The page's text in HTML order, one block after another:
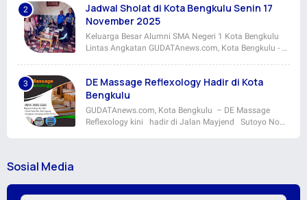
Jadwal Sholat di Kota Bengkulu Senin 17
November 2025
Keluarga Besar Alumni SMA Negeri 1 Kota Bengkulu
Lintas Angkatan GUDATAnews.com, Kota Bengkulu - …
DE Massage Reflexology Hadir di Kota
Bengkulu
GUDATAnews.com, Kota Bengkulu – DE Massage
Reflexology kini hadir di Jalan Mayjend Sutoyo No…
Sosial Media